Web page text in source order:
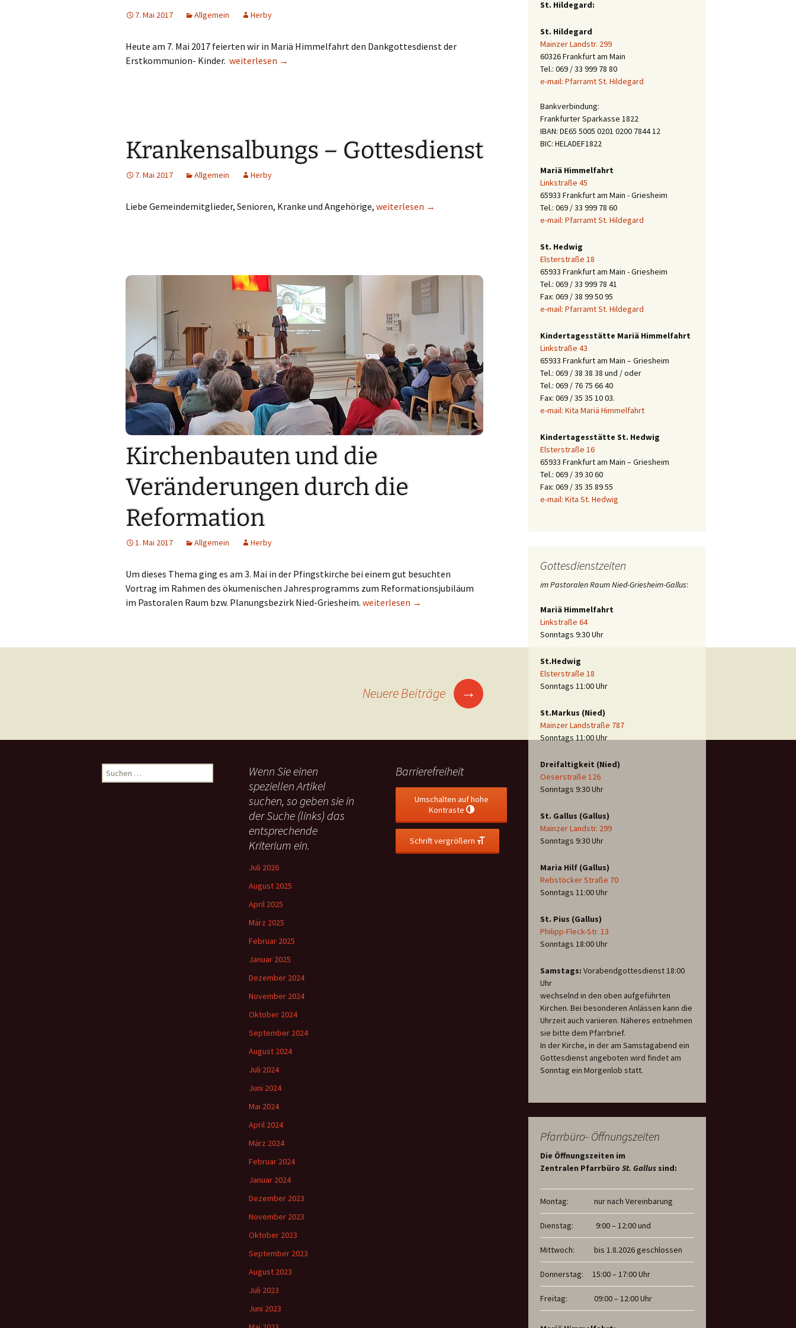
7. Mai 2017 Allgemein Herby
Heute am 7. Mai 2017 feierten wir in Mariä Himmelfahrt den Dankgottesdienst der
Erstkommunion- Kinder. Dankgottesdienst der Erstkommunion- Kinder
weiterlesen →
Krankensalbungs – Gottesdienst
7. Mai 2017 Allgemein Herby
Liebe Gemeindemitglieder, Senioren, Kranke und Angehörige, Krankensalbungs – Gottesdienst
weiterlesen →
Kirchenbauten und die
Veränderungen durch die
Reformation
1. Mai 2017 Allgemein Herby
Um dieses Thema ging es am 3. Mai in der Pfingstkirche bei einem gut besuchten
Vortrag im Rahmen des ökumenischen Jahresprogramms zum Reformationsjubiläum
im Pastoralen Raum bzw. Planungsbezirk Nied-Griesheim. Kirchenbauten und die Veränderungen durch die Reformation
weiterlesen →
Neuere Beiträge →
St. Hildegard:
St. Hildegard
Mainzer Landstr. 299
60326 Frankfurt am Main
Tel.: 069 / 33 999 78 80
e-mail: Pfarramt St. Hildegard
Bankverbindung:
Frankfurter Sparkasse 1822
IBAN: DE65 5005 0201 0200 7844 12
BIC: HELADEF1822
Mariä Himmelfahrt
Linkstraße 45
65933 Frankfurt am Main - Griesheim
Tel.: 069 / 33 999 78 60
e-mail: Pfarramt St. Hildegard
St. Hedwig
Elsterstraße 18
65933 Frankfurt am Main - Griesheim
Tel.: 069 / 33 999 78 41
Fax: 069 / 38 99 50 95
e-mail: Pfarramt St. Hildegard
Kindertagesstätte Mariä Himmelfahrt
Linkstraße 43
65933 Frankfurt am Main – Griesheim
Tel.: 069 / 38 38 38 und / oder
Tel.: 069 / 76 75 66 40
Fax: 069 / 35 35 10 03.
e-mail: Kita Mariä Himmelfahrt
Kindertagesstätte St. Hedwig
Elsterstraße 16
65933 Frankfurt am Main – Griesheim
Tel.: 069 / 39 30 60
Fax: 069 / 35 35 89 55
e-mail: Kita St. Hedwig
Gottesdienstzeiten
im Pastoralen Raum Nied-Griesheim-Gallus:
Mariä Himmelfahrt
Linkstraße 64
Sonntags 9:30 Uhr
St.Hedwig
Elsterstraße 18
Sonntags 11:00 Uhr
St.Markus (Nied)
Mainzer Landstraße 787
Sonntags 11:00 Uhr
Dreifaltigkeit (Nied)
Oeserstraße 126
Sonntags 9:30 Uhr
St. Gallus (Gallus)
Mainzer Landstr. 299
Sonntags 9:30 Uhr
Maria Hilf (Gallus)
Rebstöcker Straße 70
Sonntags 11:00 Uhr
St. Pius (Gallus)
Philipp-Fleck-Str. 13
Sonntags 18:00 Uhr
Samstags: Vorabendgottesdienst 18:00
Uhr
wechselnd in den oben aufgeführten
Kirchen. Bei besonderen Anlässen kann die
Uhrzeit auch variieren. Näheres entnehmen
sie bitte dem Pfarrbrief.
In der Kirche, in der am Samstagabend ein
Gottesdienst angeboten wird findet am
Sonntag ein Morgenlob statt.
Pfarrbüro- Öffnungszeiten
Die Öffnungszeiten im
Zentralen Pfarrbüro St. Gallus sind:
Montag: nur nach Vereinbarung
Dienstag: 9:00 – 12:00 und
Mittwoch: bis 1.8.2026 geschlossen
Donnerstag: 15:00 – 17:00 Uhr
Freitag: 09:00 – 12:00 Uhr
u
Wenn Sie einen
speziellen Artikel
suchen, so geben sie in
der Suche (links) das
entsprechende
Kriterium ein.
Juli 2026
August 2025
April 2025
März 2025
Februar 2025
Januar 2025
Dezember 2024
November 2024
Oktober 2024
September 2024
August 2024
Juli 2024
Juni 2024
Mai 2024
April 2024
März 2024
Februar 2024
Januar 2024
Dezember 2023
November 2023
Oktober 2023
September 2023
August 2023
Juli 2023
Juni 2023
Barrierefreiheit
Umschalten auf hohe
Kontraste
Schrift vergrößern